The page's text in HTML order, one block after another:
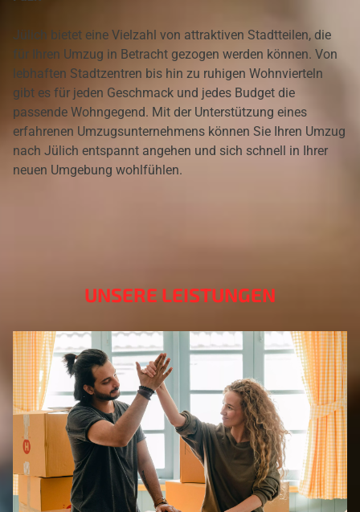
Jülich bietet eine Vielzahl von attraktiven Stadtteilen, die
für Ihren Umzug in Betracht gezogen werden können. Von
lebhaften Stadtzentren bis hin zu ruhigen Wohnvierteln
gibt es für jeden Geschmack und jedes Budget die
passende Wohngegend. Mit der Unterstützung eines
erfahrenen Umzugsunternehmens können Sie Ihren Umzug
nach Jülich entspannt angehen und sich schnell in Ihrer
neuen Umgebung wohlfühlen.
UNSERE LEISTUNGEN